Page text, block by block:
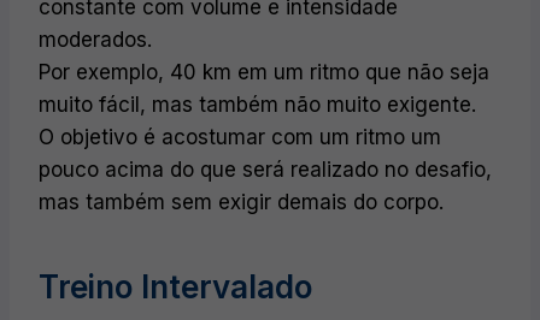
constante com volume e intensidade
moderados.
Por exemplo, 40 km em um ritmo que não seja
muito fácil, mas também não muito exigente.
O objetivo é acostumar com um ritmo um
pouco acima do que será realizado no desafio,
mas também sem exigir demais do corpo.
Treino Intervalado